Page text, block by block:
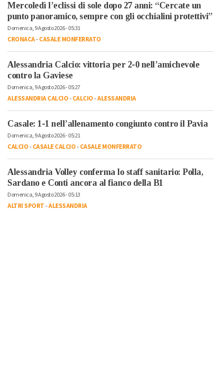
Mercoledì l’eclissi di sole dopo 27 anni: “Cercate un
punto panoramico, sempre con gli occhialini protettivi”
Domenica, 9 Agosto 2026 - 05:31
CRONACA-CASALE MONFERRATO
Alessandria Calcio: vittoria per 2-0 nell’amichevole
contro la Gaviese
Domenica, 9 Agosto 2026 - 05:27
ALESSANDRIA CALCIO-CALCIO-ALESSANDRIA
Casale: 1-1 nell’allenamento congiunto contro il Pavia
Domenica, 9 Agosto 2026 - 05:21
CALCIO-CASALE CALCIO-CASALE MONFERRATO
Alessandria Volley conferma lo staff sanitario: Polla,
Sardano e Conti ancora al fianco della B1
Domenica, 9 Agosto 2026 - 05:13
ALTRI SPORT-ALESSANDRIA